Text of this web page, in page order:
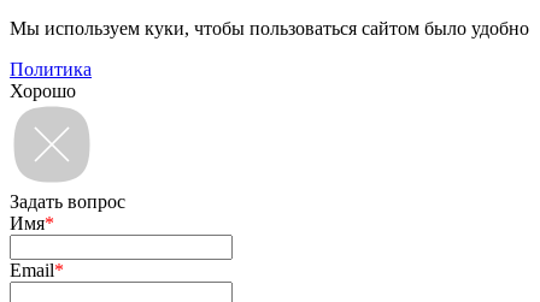
Мы используем куки, чтобы пользоваться сайтом было удобно
Политика
Хорошо
Задать вопрос
Имя*
Email*